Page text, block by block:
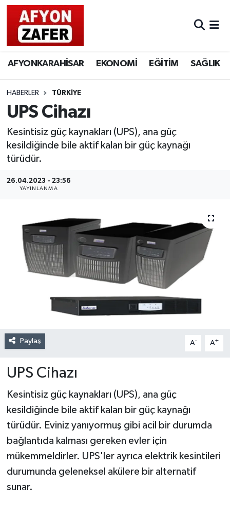
AFYONKARAHİSAR EKONOMİ EĞİTİM SAĞLIK
HABERLER TÜRKİYE
UPS Cihazı
Kesintisiz güç kaynakları (UPS), ana güç
kesildiğinde bile aktif kalan bir güç kaynağı
türüdür.
26.04.2023 - 23:56
YAYINLANMA
Paylaş A- A+
UPS Cihazı
Kesintisiz güç kaynakları (UPS), ana güç
kesildiğinde bile aktif kalan bir güç kaynağı
türüdür. Eviniz yanıyormuş gibi acil bir durumda
bağlantıda kalması gereken evler için
mükemmeldirler. UPS'ler ayrıca elektrik kesintileri
durumunda geleneksel akülere bir alternatif
sunar.